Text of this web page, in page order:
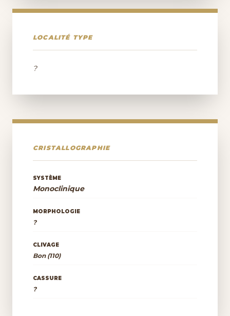
LOCALITÉ TYPE
?
CRISTALLOGRAPHIE
SYSTÈME
Monoclinique
MORPHOLOGIE
?
CLIVAGE
Bon (110)
CASSURE
?